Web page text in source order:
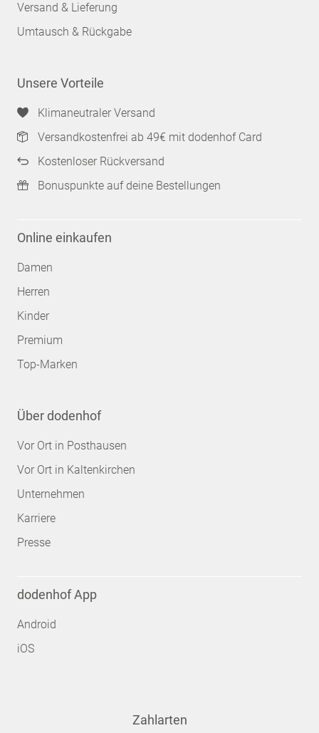
Versand & Lieferung
Umtausch & Rückgabe
Unsere Vorteile
Klimaneutraler Versand
Versandkostenfrei ab 49€ mit dodenhof Card
Kostenloser Rückversand
Bonuspunkte auf deine Bestellungen
Online einkaufen
Damen
Herren
Kinder
Premium
Top-Marken
Über dodenhof
Vor Ort in Posthausen
Vor Ort in Kaltenkirchen
Unternehmen
Karriere
Presse
dodenhof App
Android
iOS
Zahlarten